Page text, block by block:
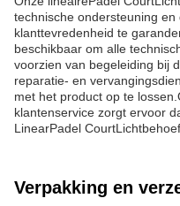
technische ondersteuning
klanttevredenheid te
beschikbaar om alle
voorzien van begeleiding bij
reparatie- en
met het product op te
klantenservice zorgt ervoor
LinearPadel CourtLicht
Verpakking en